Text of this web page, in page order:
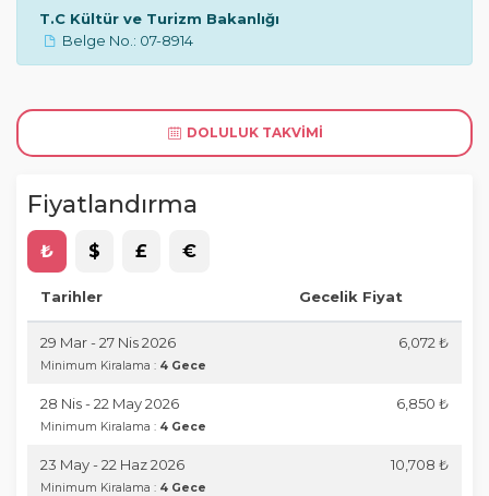
T.C Kültür ve Turizm Bakanlığı
Belge No.: 07-8914
DOLULUK TAKVIMI
Fiyatlandırma
₺ $ £ €
Tarihler Gecelik Fiyat
29 Mar - 27 Nis 2026
Minimum Kiralama : 4 Gece
6,072 ₺
28 Nis - 22 May 2026
Minimum Kiralama : 4 Gece
6,850 ₺
23 May - 22 Haz 2026
Minimum Kiralama : 4 Gece
10,708 ₺